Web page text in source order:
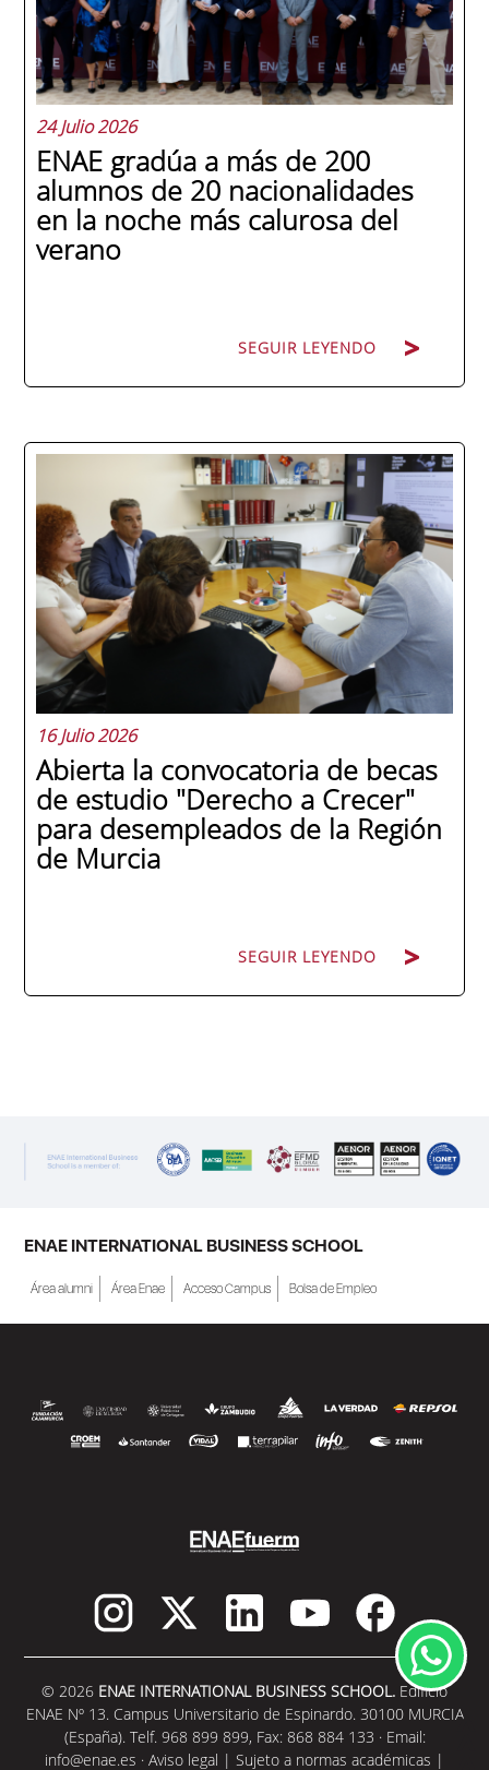
24 Julio 2026
ENAE gradúa a más de 200
alumnos de 20 nacionalidades
en la noche más calurosa del
verano
SEGUIR LEYENDO
La promoción 2025/2026 de ENAE Business
School se convirtió en una de las más
internacionales de la historia de la escuela
en una ceremonia celebrada en Murcia
con 44 grados y más de 600 asistentes.
Ricardo Navarro, vicepresidente senior de
Generac Power Systems en Estados Unidos
y antiguo alumno...
16 Julio 2026
Abierta la convocatoria de becas
de estudio "Derecho a Crecer"
para desempleados de la Región
de Murcia
SEGUIR LEYENDO
a Crecer". El programa está dirigido a
personas inscritas como demandantes de
becas de estudio parciales (50%), además
de al menos una beca...
ENAE INTERNATIONAL BUSINESS SCHOOL
Área alumni Área Enae Acceso Campus Bolsa de Empleo
© 2026 ENAE INTERNATIONAL BUSINESS SCHOOL. Edificio
ENAE Nº 13. Campus Universitario de Espinardo. 30100 MURCIA
(España). Telf. 968 899 899, Fax: 868 884 133 · Email:
info@enae.es · Aviso legal | Sujeto a normas académicas |